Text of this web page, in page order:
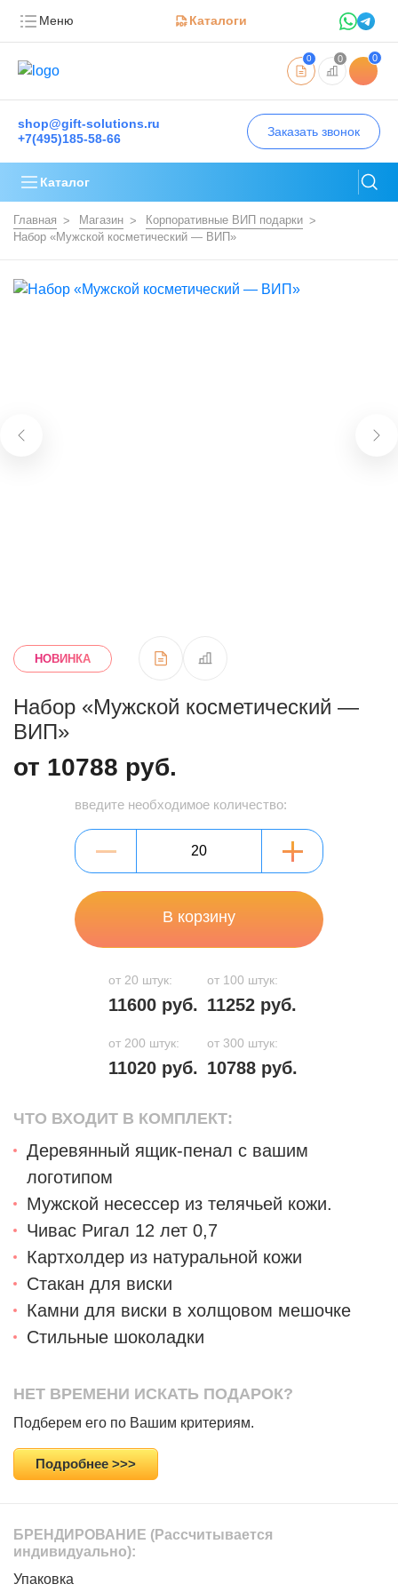
Меню Каталоги
0 0 0
shop@gift-solutions.ru
+7(495)185-58-66
Заказать звонок
Каталог
Главная Магазин
Корпоративные ВИП подарки
Набор «Мужской косметический — ВИП»
НОВИНКА
Набор «Мужской косметический —
ВИП»
от 10788 руб.
введите необходимое количество:
В корзину
от 20 штук: от 100 штук:
11600 руб. 11252 руб.
от 200 штук: от 300 штук:
11020 руб. 10788 руб.
ЧТО ВХОДИТ В КОМПЛЕКТ:
Деревянный ящик-пенал с вашим
логотипом
Мужской несессер из телячьей кожи.
Чивас Ригал 12 лет 0,7
Картхолдер из натуральной кожи
Стакан для виски
Камни для виски в холщовом мешочке
Стильные шоколадки
НЕТ ВРЕМЕНИ ИСКАТЬ ПОДАРОК?
Подберем его по Вашим критериям.
Подробнее >>>
БРЕНДИРОВАНИЕ (Рассчитывается
индивидуально):
Упаковка